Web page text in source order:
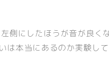
側にしたほうが音が良く
は本当にあるのか実験し